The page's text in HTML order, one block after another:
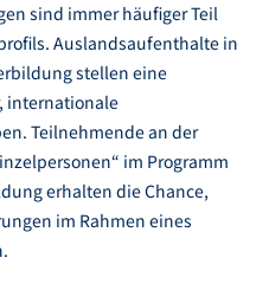
sind immer häufiger Teil
Auslandsaufenthalte in
stellen eine
internationale
Teilnehmende an der
im Programm
erhalten die Chance,
im Rahmen eines